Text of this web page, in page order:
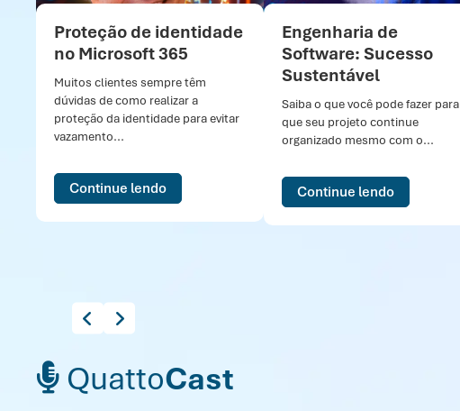
Proteção de identidade
no Microsoft 365
Muitos clientes sempre têm
dúvidas de como realizar a
proteção da identidade para evitar
vazamento...
Continue lendo
Engenharia de
Software: Sucesso
Sustentável
Saiba o que você pode fazer para
que seu projeto continue
organizado mesmo com o...
Continue lendo
QuattoCast